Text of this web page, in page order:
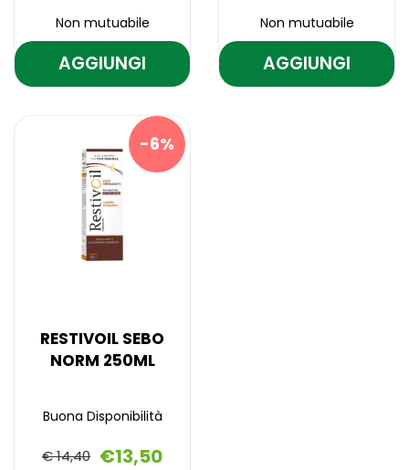
Non mutuabile
AGGIUNGIAGGIUNGI DERMANA
SHAMPOO
PIESSE
150ML AL
CARRELLO
SHAMPOO
PIESSE
150ML alla
wishlist
su DERMANA
SHAMPOO
PIESSE
150ML
Non mutuabile
AGGIUNGI
AGGIUNGI
RESTIVOIL SEBO
NORM 250ML
Buona Disponibilità
6%
€ 14,40 €13,50